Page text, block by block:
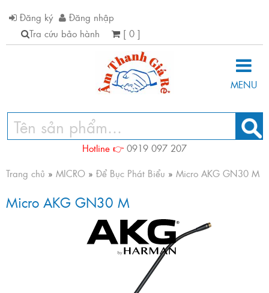
Đăng ký
Đăng nhập
Tra cứu bảo hành
[ 0 ]
MENU
Hotline 👉 0919 097 207
Trang chủ » MICRO » Để Bục Phát Biểu » Micro AKG GN30 M
Micro AKG GN30 M